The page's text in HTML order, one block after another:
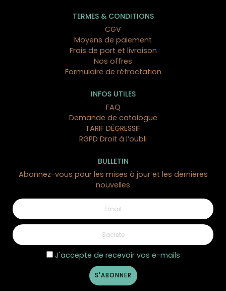
TERMES & CONDITIONS
CGV
Moyens de paiement
Frais de port et livraison
Nos offres
Formulaire de rétractation
INFOS UTILES
FAQ
Demande de catalogue
TARIF DÉGRESSIF
RGPD Droit à l’oubli
BULLETIN
Abonnez-vous pour les mises à jour et les dernières
nouvelles
J'accepte de recevoir vos e-mails